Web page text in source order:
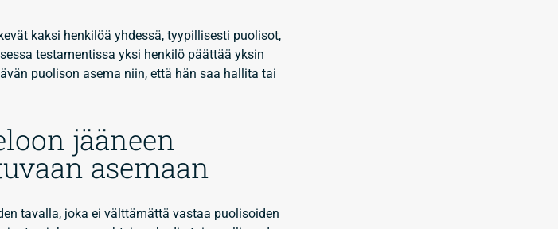
kaksi henkilöä yhdessä, tyypillisesti puolisot,
testamentissa yksi henkilö päättää yksin
puolison asema niin, että hän saa hallita tai
jääneen
asemaan
tavalla, joka ei välttämättä vastaa puolisoiden